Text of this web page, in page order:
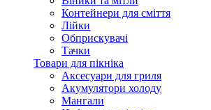
Контейнери для сміття
Лійки
Обприскувачі
Тачки
Товари для пікніка
Аксесуари для гриля
Акумулятори холоду
Мангали